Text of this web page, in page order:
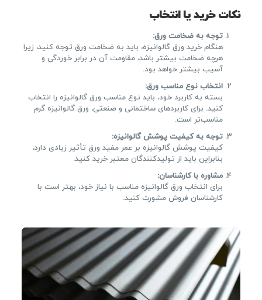
نکات خرید یا انتخاب
توجه به ضخامت ورق:
هنگام خرید ورق گالوانیزه، باید به ضخامت ورق توجه کنید، زیرا
هرچه ضخامت بیشتر باشد، مقاومت آن در برابر خوردگی و
آسیب بیشتر خواهد بود.
انتخاب نوع مناسب ورق:
بسته به کاربرد خود، باید نوع مناسب ورق گالوانیزه را انتخاب
کنید. برای کاربردهای ساختمانی و صنعتی، ورق گالوانیزه گرم
مناسب‌تر است.
توجه به کیفیت پوشش گالوانیزه:
کیفیت پوشش گالوانیزه بر عمر مفید ورق تأثیر زیادی دارد،
بنابراین باید از تولیدکنندگان معتبر خرید کنید.
مشاوره با کارشناسان:
برای انتخاب ورق گالوانیزه مناسب با نیاز خود، بهتر است با
کارشناسان فروش مشورت کنید.